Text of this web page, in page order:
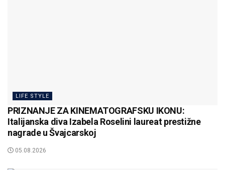
LIFE STYLE
PRIZNANJE ZA KINEMATOGRAFSKU IKONU:
Italijanska diva Izabela Roselini laureat prestižne
nagrade u Švajcarskoj
05.08.2026